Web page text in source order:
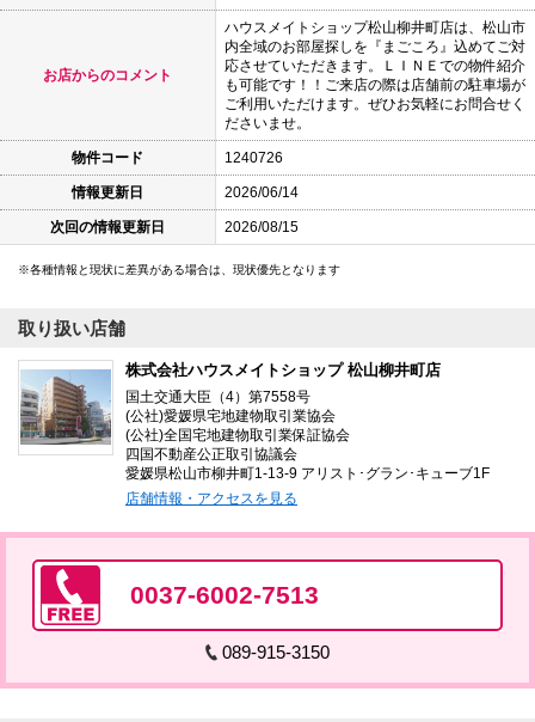
お店からのコメント
ハウスメイトショップ松山柳井町店は、松山市
内全域のお部屋探しを『まごころ』込めてご対
応させていただきます。ＬＩＮＥでの物件紹介
も可能です！！ご来店の際は店舗前の駐車場が
ご利用いただけます。ぜひお気軽にお問合せく
ださいませ。
物件コード 1240726
情報更新日 2026/06/14
次回の情報更新日 2026/08/15
各種情報と現状に差異がある場合は、現状優先となります
取り扱い店舗
株式会社ハウスメイトショップ 松山柳井町店
国土交通大臣（4）第7558号
(公社)愛媛県宅地建物取引業協会
(公社)全国宅地建物取引業保証協会
四国不動産公正取引協議会
愛媛県松山市柳井町1-13-9 アリスト･グラン･キューブ1F
店舗情報・アクセスを見る
0037-6002-7513
089-915-3150